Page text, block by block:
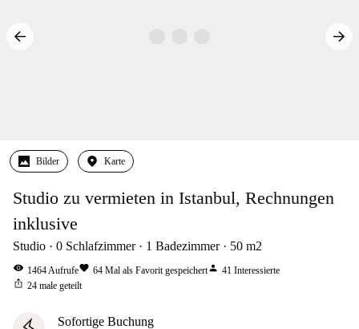
Bilder Karte
Studio zu vermieten in Istanbul, Rechnungen
inklusive
Studio 0 Schlafzimmer 1 Badezimmer 50 m2
visibility 1464Aufrufefavorite 64 Mal als Favorit gespeichertperson 41 Interessierte
ios_share 24 male geteilt
Sofortige Buchung